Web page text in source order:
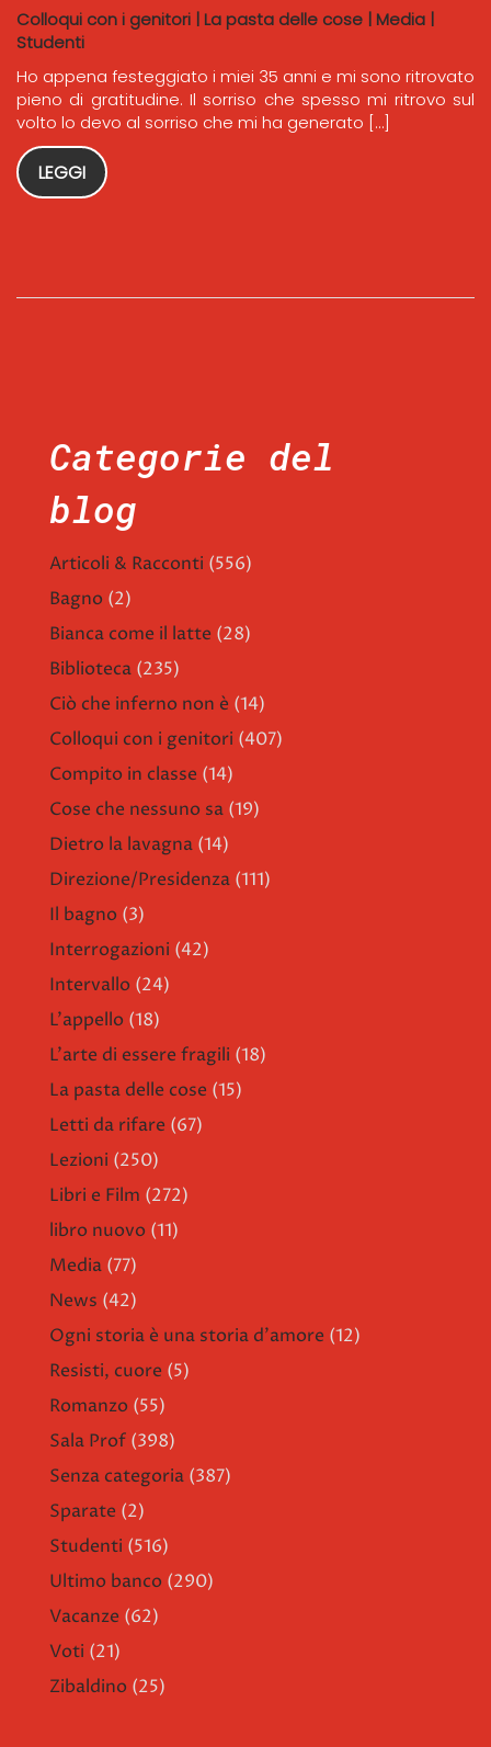
Colloqui con i genitori | La pasta delle cose | Media |
Studenti
Ho appena festeggiato i miei 35 anni e mi sono ritrovato
pieno di gratitudine. Il sorriso che spesso mi ritrovo sul
volto lo devo al sorriso che mi ha generato […]
LEGGI
Categorie del
blog
Articoli & Racconti (556)
Bagno (2)
Bianca come il latte (28)
Biblioteca (235)
Ciò che inferno non è (14)
Colloqui con i genitori (407)
Compito in classe (14)
Cose che nessuno sa (19)
Dietro la lavagna (14)
Direzione/Presidenza (111)
Il bagno (3)
Interrogazioni (42)
Intervallo (24)
L'appello (18)
L'arte di essere fragili (18)
La pasta delle cose (15)
Letti da rifare (67)
Lezioni (250)
Libri e Film (272)
libro nuovo (11)
Media (77)
News (42)
Ogni storia è una storia d'amore (12)
Resisti, cuore (5)
Romanzo (55)
Sala Prof (398)
Senza categoria (387)
Sparate (2)
Studenti (516)
Ultimo banco (290)
Vacanze (62)
Voti (21)
Zibaldino (25)